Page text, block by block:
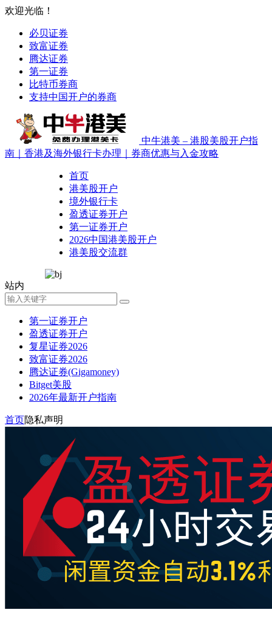
欢迎光临！
必贝证券
致富证券
腾达证券
第一证券
比特币券商
支持中国开户的券商
中牛港美 – 港股美股开户指
南｜香港及海外银行卡办理｜券商优惠与入金攻略
首页
港美股开户
境外银行卡
盈透证券开户
第一证券开户
2026中国港美股开户
港美股交流群
站内
第一证券开户
盈透证券开户
复星证券2026
致富证券2026
腾达证券(Gigamoney)
Bitget美股
2026年最新开户指南
首页隐私声明